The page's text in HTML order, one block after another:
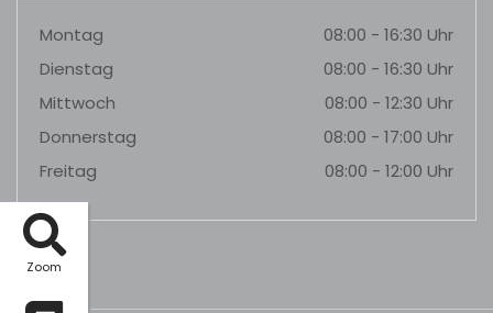
Zoom
Montag
08:00 - 16:30 Uhr
Dienstag
08:00 - 16:30 Uhr
Mittwoch
08:00 - 12:30 Uhr
Donnerstag
08:00 - 17:00 Uhr
Freitag
08:00 - 12:00 Uhr